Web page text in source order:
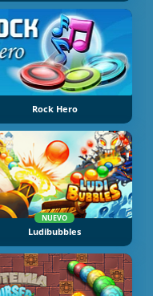
Rock Hero
NUEVO
Ludibubbles